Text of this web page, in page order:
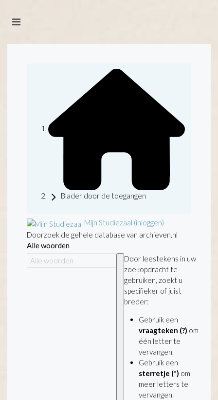
Blader door de toegangen
Mijn Studiezaal (inloggen)
Doorzoek de gehele database van archieven.nl
Alle woorden
Door leestekens in uw
zoekopdracht te
gebruiken, zoekt u
specifieker of juist
breder:
Gebruik een
vraagteken (?) om
één letter te
vervangen.
Gebruik een
sterretje (*) om
meer letters te
vervangen.